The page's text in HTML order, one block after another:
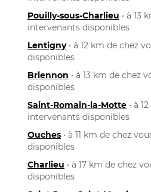
Pouilly-sous-Charlieu • à 13
intervenants disponibles
Lentigny• à 12 km de chez
disponibles
Briennon • à 13 km de chez
disponibles
Saint-Romain-la-Motte • à
intervenants disponibles
Ouches • à 11 km de chez
disponibles
Charlieu • à 17 km de chez
disponibles